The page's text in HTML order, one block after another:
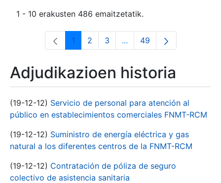
1 - 10 erakusten 486 emaitzetatik.
Orrialdea
1 Orrialdea
2 Orrialdea
3 ...Intermediate Pages Use
Orrialdea
49
Adjudikazioen historia
(19-12-12) Servicio de personal para atención al
público en establecimientos comerciales FNMT-RCM
(19-12-12) Suministro de energía eléctrica y gas
natural a los diferentes centros de la FNMT-RCM
(19-12-12) Contratación de póliza de seguro
colectivo de asistencia sanitaria